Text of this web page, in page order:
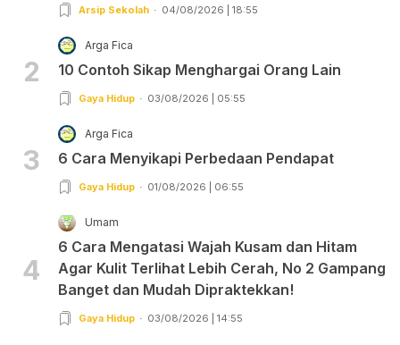
Arsip Sekolah 04/08/2026 | 18:55
2
Arga Fica
10 Contoh Sikap Menghargai Orang Lain
Gaya Hidup 03/08/2026 | 05:55
3
Arga Fica
6 Cara Menyikapi Perbedaan Pendapat
Gaya Hidup 01/08/2026 | 06:55
4
Umam
6 Cara Mengatasi Wajah Kusam dan Hitam
Agar Kulit Terlihat Lebih Cerah, No 2 Gampang
Banget dan Mudah Dipraktekkan!
Gaya Hidup 03/08/2026 | 14:55